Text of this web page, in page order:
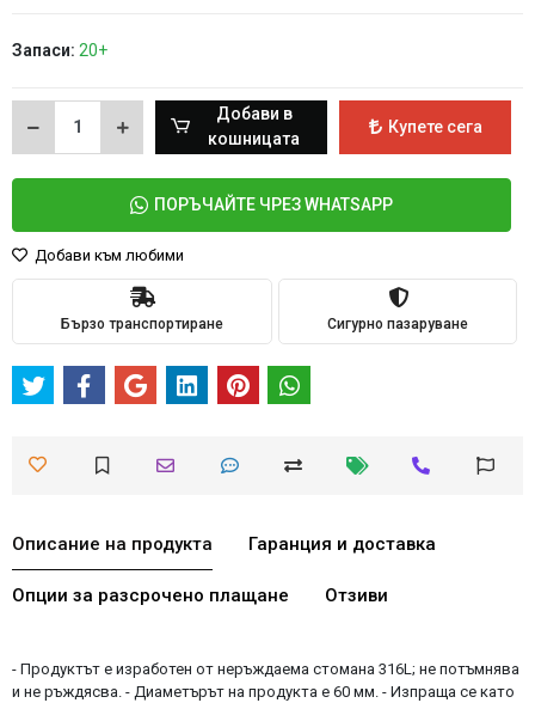
Запаси: 20+
Добави в
кошницата
Купете сега
ПОРЪЧАЙТЕ ЧРЕЗ WHATSAPP
Добави към любими
Бързо транспортиране Сигурно пазаруване
Описание на продукта Гаранция и доставка
Опции за разсрочено плащане Отзиви
- Продуктът е изработен от неръждаема стомана 316L; не потъмнява
и не ръждясва. - Диаметърът на продукта е 60 мм. - Изпраща се като